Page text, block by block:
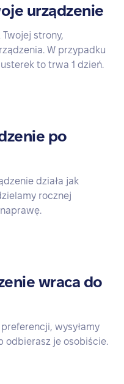
urządzenie
strony,
W przypadku
to trwa 1 dzień.
po
działa jak
rocznej
wraca do
wysyłamy
odbierasz je osobiście.